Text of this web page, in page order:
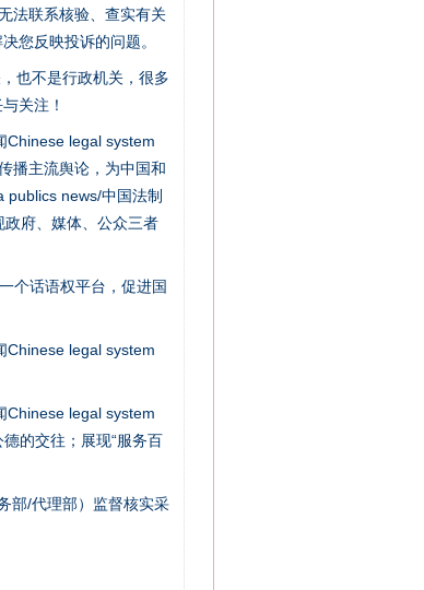
法联系核验、查实有关
您反映投诉的问题。
也不是行政机关，很多
关注！
Chinese legal system
播主流舆论，为中国和
publics news/中国法制
府、媒体、公众三者
个话语权平台，促进国
Chinese legal system
Chinese legal system
的交往；展现“服务百
部/代理部）监督核实采
”背后的真相
妙执行解纠纷